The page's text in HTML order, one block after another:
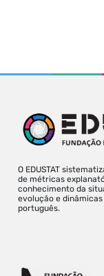
O EDUSTAT
de métricas
conhecimento da
evolução e
português.